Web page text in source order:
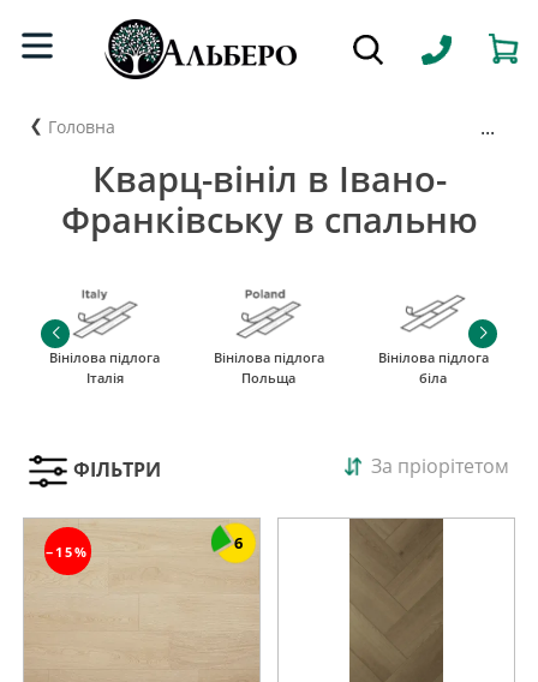
Головна ...
Кварц-вініл в Івано-
Франківську в спальню
Вінілова підлога
Італія
Вінілова підлога
Польща
Вінілова підлога
біла
ФІЛЬТРИ За пріорітетом
−15% 6